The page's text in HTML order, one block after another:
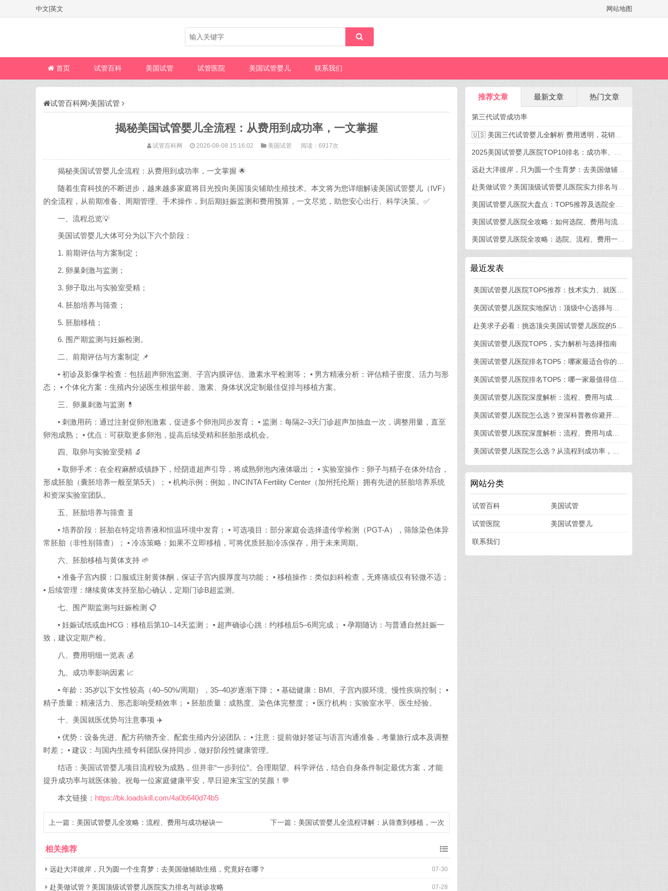
中文 英文 网站地图
首页 试管百科 美国试管 试管医院 美国试管婴儿 联系我们
试管百科网 美国试管
揭秘美国试管婴儿全流程：从费用到成功率，一文掌握
试管百科网 2026-08-08 15:16:02 美国试管 阅读：6917次
揭秘美国试管婴儿全流程：从费用到成功率，一文掌握 🌟
随着生育科技的不断进步，越来越多家庭将目光投向美国顶尖辅助生殖技术。本文将为您详细解读美国试管婴儿（IVF）
的全流程，从前期准备、周期管理、手术操作，到后期妊娠监测和费用预算，一文尽览，助您安心出行、科学决策。✅
一、流程总览💡
美国试管婴儿大体可分为以下六个阶段：
1. 前期评估与方案制定；
2. 卵巢刺激与监测；
3. 卵子取出与实验室受精；
4. 胚胎培养与筛查；
5. 胚胎移植；
6. 围产期监测与妊娠检测。
二、前期评估与方案制定 📌
• 初诊及影像学检查：包括超声卵泡监测、子宫内膜评估、激素水平检测等； • 男方精液分析：评估精子密度、活力与形
态； • 个体化方案：生殖内分泌医生根据年龄、激素、身体状况定制最佳促排与移植方案。
三、卵巢刺激与监测 💊
• 刺激用药：通过注射促卵泡激素，促进多个卵泡同步发育； • 监测：每隔2–3天门诊超声加抽血一次，调整用量，直至
卵泡成熟； • 优点：可获取更多卵泡，提高后续受精和胚胎形成机会。
四、取卵与实验室受精 🔬
• 取卵手术：在全程麻醉或镇静下，经阴道超声引导，将成熟卵泡内液体吸出； • 实验室操作：卵子与精子在体外结合，
形成胚胎（囊胚培养一般至第5天）； • 机构示例：例如，INCINTA Fertility Center（加州托伦斯）拥有先进的胚胎培养系统
和资深实验室团队。
五、胚胎培养与筛查 🧬
• 培养阶段：胚胎在特定培养液和恒温环境中发育； • 可选项目：部分家庭会选择遗传学检测（PGT-A），筛除染色体异
常胚胎（非性别筛查）； • 冷冻策略：如果不立即移植，可将优质胚胎冷冻保存，用于未来周期。
六、胚胎移植与黄体支持 🌱
• 准备子宫内膜：口服或注射黄体酮，保证子宫内膜厚度与功能； • 移植操作：类似妇科检查，无疼痛或仅有轻微不适；
• 后续管理：继续黄体支持至胎心确认，定期门诊B超监测。
七、围产期监测与妊娠检测 📋
• 妊娠试纸或血HCG：移植后第10–14天监测； • 超声确诊心跳：约移植后5–6周完成； • 孕期随访：与普通自然妊娠一
致，建议定期产检。
八、费用明细一览表 💰
九、成功率影响因素 📈
• 年龄：35岁以下女性较高（40–50%/周期），35–40岁逐渐下降； • 基础健康：BMI、子宫内膜环境、慢性疾病控制； •
精子质量：精液活力、形态影响受精效率； • 胚胎质量：成熟度、染色体完整度； • 医疗机构：实验室水平、医生经验。
十、美国就医优势与注意事项 ✈️
• 优势：设备先进、配方药物齐全、配套生殖内分泌团队； • 注意：提前做好签证与语言沟通准备，考量旅行成本及调整
时差； • 建议：与国内生殖专科团队保持同步，做好阶段性健康管理。
结语：美国试管婴儿项目流程较为成熟，但并非“一步到位”。合理期望、科学评估，结合自身条件制定最优方案，才能
提升成功率与就医体验。祝每一位家庭健康平安，早日迎来宝宝的笑颜！💬
本文链接： https://bk.loadskill.com/4a0b640d74b5
上一篇： 美国试管婴儿全攻略：流程、费用与成功秘诀一 下一篇： 美国试管婴儿全流程详解：从筛查到移植，一次
相关推荐
07-30
远赴大洋彼岸，只为圆一个生育梦：去美国做辅助生殖，究竟好在哪？
07-28
赴美做试管？美国顶级试管婴儿医院实力排名与就诊攻略
推荐文章 最新文章 热门文章
第三代试管成功率
🇺🇸 美国三代试管婴儿全解析 费用透明，花销有谱，迎接新生命不再迷茫
2025美国试管婴儿医院TOP10排名：成功率、费用、选院全攻略
远赴大洋彼岸，只为圆一个生育梦：去美国做辅助生殖，究竟好在哪？
赴美做试管？美国顶级试管婴儿医院实力排名与就诊攻略
美国试管婴儿医院大盘点：TOP5推荐及选院全攻略
美国试管婴儿医院全攻略：如何选院、费用与流程一次掌握
美国试管婴儿医院全攻略：选院、流程、费用一篇看懂
最近发表
美国试管婴儿医院TOP5，实力解析与选择指南
网站分类
试管百科 美国试管
试管医院 美国试管婴儿
联系我们